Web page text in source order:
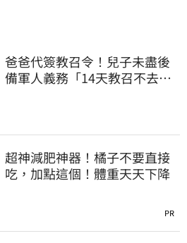
爸爸代簽教召令！兒子未盡後
備軍人義務「14天教召不去」
超神減肥神器！橘子不要直接
吃，加點這個！體重天天下降
PR